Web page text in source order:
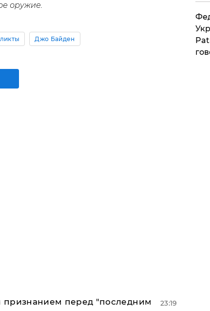
оружие.
Джо Байден
признанием перед "последним
23:19